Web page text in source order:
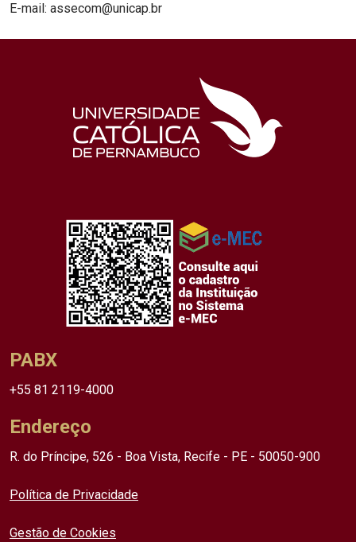
E-mail: assecom@unicap.br
PABX
+55 81 2119-4000
Endereço
R. do Príncipe, 526 - Boa Vista, Recife - PE - 50050-900
Política de Privacidade
Gestão de Cookies